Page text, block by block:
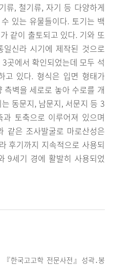
류, 철기류, 자기 등 다양하게
있는 유물들이다. 토기는 백
같이 출토되고 있다. 기와 또
신라 시기에 제작된 것으로
곳에서 확인되었는데 모두 석
고 있다. 형식은 입면 형태가
측벽을 세로로 놓아 수로를 개
동문지, 남문지, 서문지 등 3
토축으로 이루어져 있으며
같은 조사발굴로 마로산성은
후기까지 지속적으로 사용되
9세기 경에 활발히 사용되었
『한국고고학 전문사전』성곽․봉